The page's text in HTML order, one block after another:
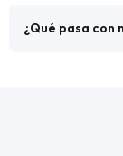
¿Qué pasa con